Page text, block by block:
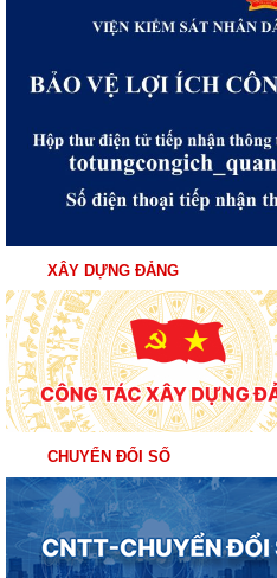
XÂY DỰNG ĐẢNG
CHUYỂN ĐỔI SỐ